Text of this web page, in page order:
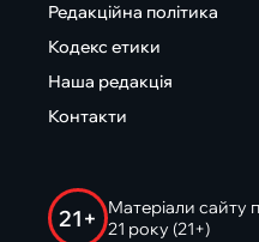
Редакційна політика
Кодекс етики
Наша редакція
Контакти
21+
Матеріали сайту
21 року (21+)